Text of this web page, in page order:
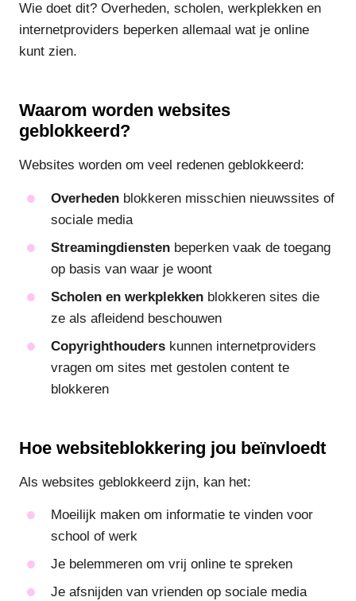
Wie doet dit? Overheden, scholen, werkplekken en
internetproviders beperken allemaal wat je online
kunt zien.
Waarom worden websites
geblokkeerd?
Websites worden om veel redenen geblokkeerd:
Overheden blokkeren misschien nieuwssites of
sociale media
Streamingdiensten beperken vaak de toegang
op basis van waar je woont
Scholen en werkplekken blokkeren sites die
ze als afleidend beschouwen
Copyrighthouders kunnen internetproviders
vragen om sites met gestolen content te
blokkeren
Hoe websiteblokkering jou beïnvloedt
Als websites geblokkeerd zijn, kan het:
Moeilijk maken om informatie te vinden voor
school of werk
Je belemmeren om vrij online te spreken
Je afsnijden van vrienden op sociale media